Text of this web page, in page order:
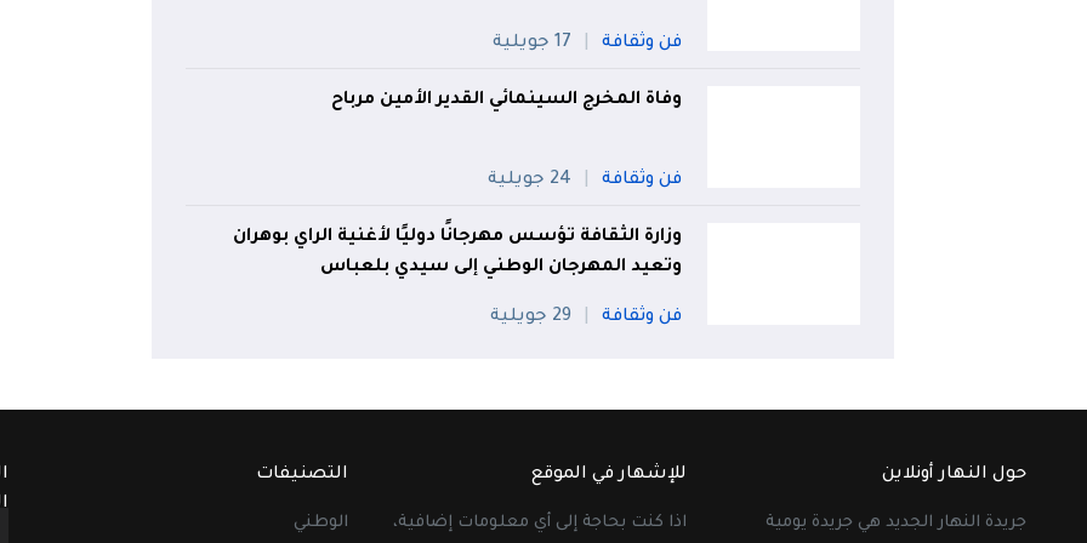
فن وثقافة 17 جويلية
وفاة المخرج السينمائي القدير الأمين مرباح
فن وثقافة 24 جويلية
وزارة الثقافة تؤسس مهرجانًا دوليًا لأغنية الراي بوهران
وتعيد المهرجان الوطني إلى سيدي بلعباس
فن وثقافة 29 جويلية
حول النهار أونلاين
جريدة النهار الجديد هي جريدة يومية
للإشهار في الموقع
اذا كنت بحاجة إلى أي معلومات إضافية،
التصنيفات
الوطني